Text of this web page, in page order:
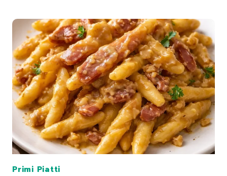
FRITTE
E
PROVOLA
AFFUMICATA
Primi Piatti